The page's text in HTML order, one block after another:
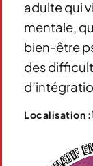
adulte qui
mentale,
bien-être
des
Localisation :